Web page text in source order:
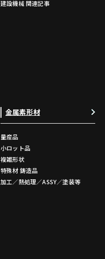
建設機械 関連記事
金属素形材
量産品
小ロット品
複雑形状
特殊材 鋳造品
加工／熱処理／ASSY／塗装等